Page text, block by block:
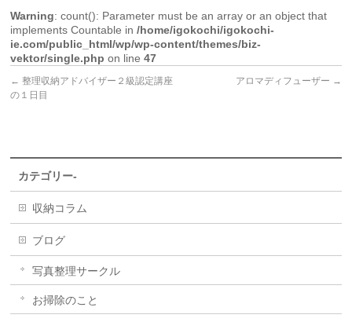
Warning: count(): Parameter must be an array or an object that
implements Countable in/home/igokochi/igokochi-
ie.com/public_html/wp/wp-content/themes/biz-
vektor/single.php on line47
← 整理収納アドバイザー２級認定講座
の１日目
アロマディフューザー →
カテゴリー-
収納コラム
ブログ
写真整理サークル
お掃除のこと